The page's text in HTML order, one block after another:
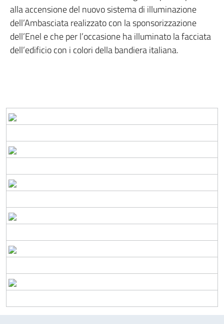
alla accensione del nuovo sistema di illuminazione
dell’Ambasciata realizzato con la sponsorizzazione
dell’Enel e che per l’occasione ha illuminato la facciata
dell’edificio con i colori della bandiera italiana.